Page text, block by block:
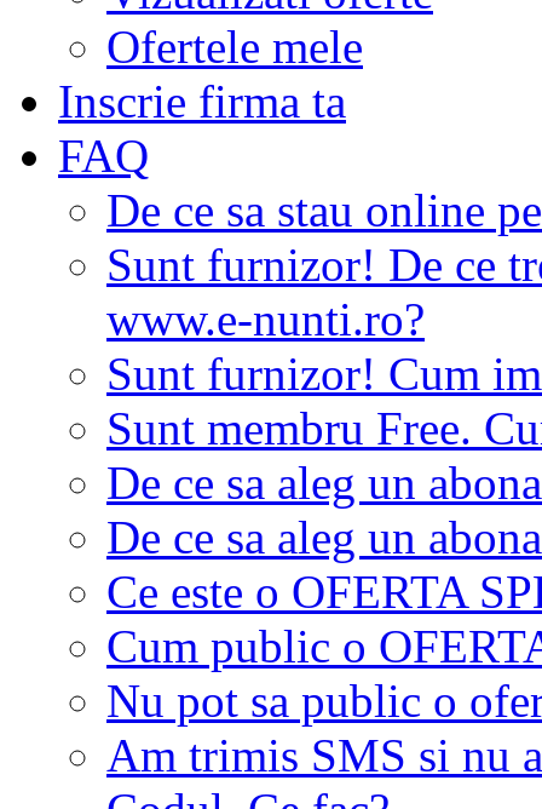
Ofertele mele
Inscrie firma ta
FAQ
De ce sa stau online
Sunt furnizor! De ce
www.e-nunti.ro?
Sunt furnizor! Cum
Sunt membru Free.
De ce sa aleg un
De ce sa aleg un
Ce este o OFERTA
Cum public o
Nu pot sa public o
Am trimis SMS si nu